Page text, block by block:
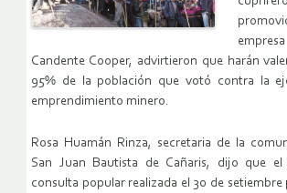
Candente Cooper, advirtieron que harán
95% de la población que votó contra la
emprendimiento minero.
Rosa Huamán Rinza, secretaria de la
San Juan Bautista de Cañaris, dijo que
consulta popular realizada el 30 de setiembre